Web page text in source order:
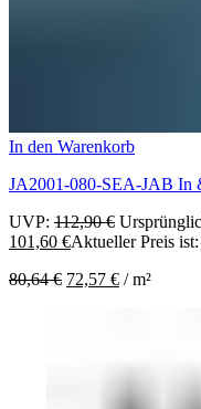
In den Warenkorb
JA2001-080-SEA-JAB In
UVP: 112,90€
101,60 €Aktueller Preis
80,64€ 72,57 € /m²